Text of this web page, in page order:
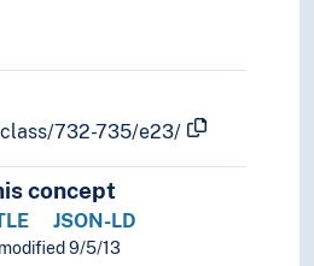
732-735/e23/
concept
JSON-LD
9/5/13